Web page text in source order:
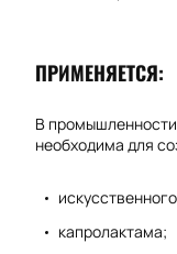
ПРИМЕНЯЕТСЯ:
В
необходима для
капролактама;